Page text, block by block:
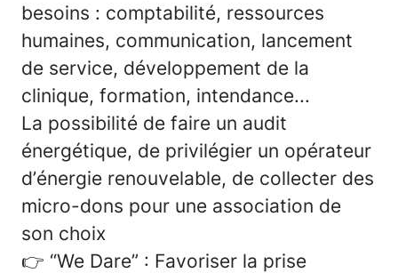
besoins : comptabilité, ressources
humaines, communication, lancement
de service, développement de la
clinique, formation, intendance...
La possibilité de faire un audit
énergétique, de privilégier un opérateur
d’énergie renouvelable, de collecter des
micro-dons pour une association de
son choix
👉 “We Dare” : Favoriser la prise